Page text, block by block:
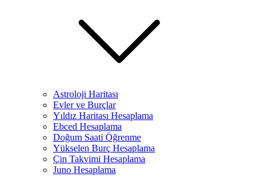
Astroloji Haritası
Evler ve Burçlar
Yıldız Haritası Hesaplama
Ebced Hesaplama
Doğum Saati Öğrenme
Yükselen Burç Hesaplama
Çin Takvimi Hesaplama
Juno Hesaplama